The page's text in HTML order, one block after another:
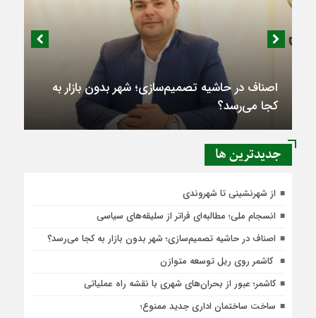
اصناف در حاشیه تصمیم‌سازی؛ شهر بدون بازار به
کجا می‌رسد؟
جديدترين ها
از شهرنشینی تا شهروندی
انسجام ملی؛ مطالبه‌ای فراتر از سلیقه‌های سیاسی
اصناف در حاشیه تصمیم‌سازی؛ شهر بدون بازار به کجا می‌رسد؟
کاشمر روی ریل توسعه متوازن
کاشمر؛ عبور از بحران‌های شهری با نقشه راه عملیاتی
ساخت ساختمان اداری جدید ممنوع؛